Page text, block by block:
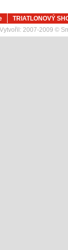
TRIATLONOVÝ
Vytvořil: 2007-2009 ©